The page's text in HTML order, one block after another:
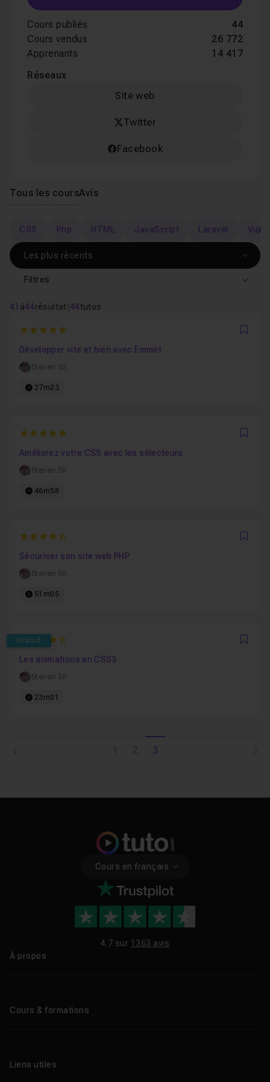
Cours publiés
44
Cours vendus
26 772
Apprenants
14 417
Réseaux
Site web
Twitter
Facebook
Tous les coursAvis
CSS Php HTML JavaScript Laravel Vue-
41 à44résultat 44tutos
Filtres
5
Développer vite et bien avec Emmet
Steven Sil
27m23
5
Améliorez votre CSS avec les sélecteurs
Steven Sil
46m58
4.5
Sécuriser son site web PHP
Steven Sil
51m05
Gratuit
4.8648648648649
Les animations en CSS3
Steven Sil
23m01
3
Cours en français
4.7 sur 1363 avis
À propos
Cours & formations
Formations certifiantes
Liens utiles